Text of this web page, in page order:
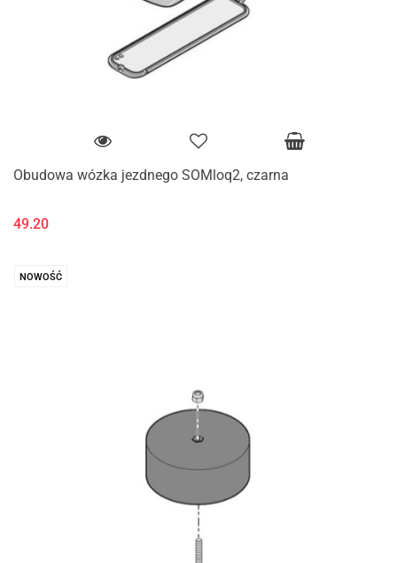
Obudowa wózka jezdnego SOMloq2, czarna
49.20
NOWOŚĆ